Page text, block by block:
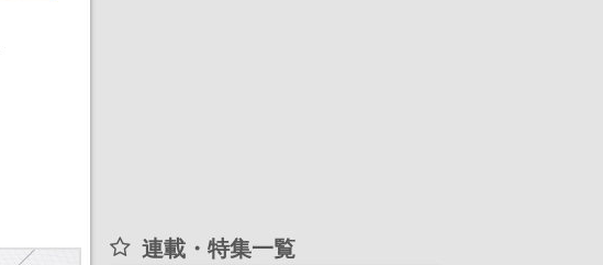
連載・特集一覧